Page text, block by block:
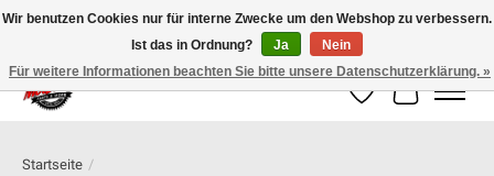
100% schweizer Onlineshop für Dein Motorrad
Wunschzettel
Ihr
Startseite /
Wir benutzen Cookies nur für interne Zwecke um den Webshop zu verbessern.
Ist das in Ordnung?
Ja
Nein
Für weitere Informationen beachten Sie bitte unsere Datenschutzerklärung. »